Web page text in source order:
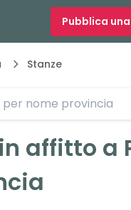
Pubblica
Stanze
in affitto a